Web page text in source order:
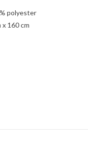
polyester
160 cm